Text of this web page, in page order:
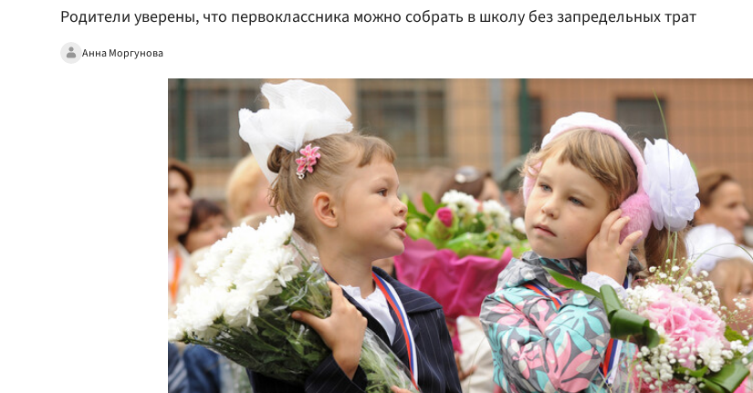
Родители уверены, что первоклассника можно собрать в школу без запредельных трат
Анна Моргунова